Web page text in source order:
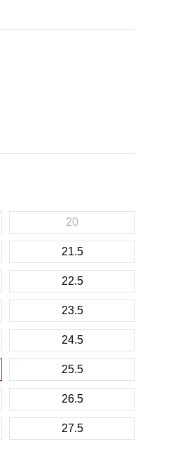
20
21.5
22.5
23.5
24.5
25.5
26.5
27.5